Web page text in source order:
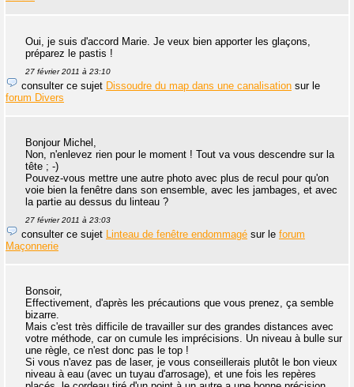
Oui, je suis d'accord Marie. Je veux bien apporter les glaçons,
préparez le pastis !
27 février 2011 à 23:10
consulter ce sujet Dissoudre du map dans une canalisation sur le
forum Divers
Bonjour Michel,
Non, n'enlevez rien pour le moment ! Tout va vous descendre sur la
tête ; -)
Pouvez-vous mettre une autre photo avec plus de recul pour qu'on
voie bien la fenêtre dans son ensemble, avec les jambages, et avec
la partie au dessus du linteau ?
27 février 2011 à 23:03
consulter ce sujet Linteau de fenêtre endommagé sur le forum
Maçonnerie
Bonsoir,
Effectivement, d'après les précautions que vous prenez, ça semble
bizarre.
Mais c'est très difficile de travailler sur des grandes distances avec
votre méthode, car on cumule les imprécisions. Un niveau à bulle sur
une règle, ce n'est donc pas le top !
Si vous n'avez pas de laser, je vous conseillerais plutôt le bon vieux
niveau à eau (avec un tuyau d'arrosage), et une fois les repères